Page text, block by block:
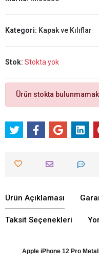
Kategori: Kapak ve Kılıflar
Stok: Stokta yok
Ürün stokta
Ürün Açıklaması
Taksit Seçenekleri
Apple iPhone 12 Pro